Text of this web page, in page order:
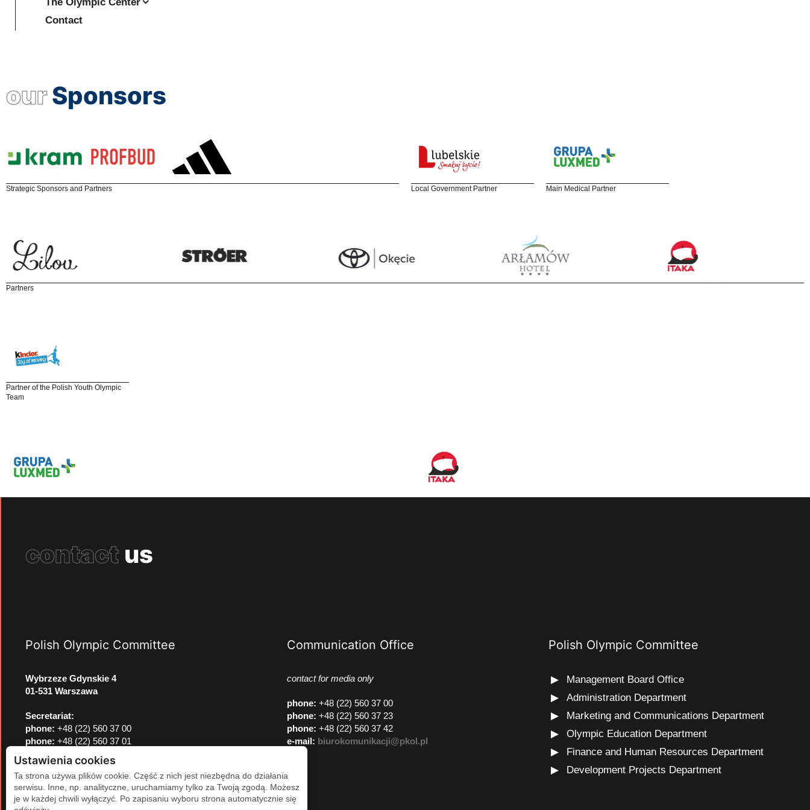
Contact
ourSponsors
Strategic Sponsors and Partners Local Government Partner Main Medical Partner
Partners
Partner of the Polish Youth Olympic
Team
contact us
Polish Olympic Committee
Wybrzeze Gdynskie 4
01-531 Warszawa
Secretariat:
phone: +48 (22) 560 37 00
phone: +48 (22) 560 37 01
e-mail:
pkol@pkol.pl
Communication Office
contact for media only
phone: +48 (22) 560 37 00
phone: +48 (22) 560 37 23
phone: +48 (22) 560 37 42
e-mail: biurokomunikacji@pkol.pl
Polish Olympic Committee
Management Board Office
Administration Department
Marketing and Communications Department
Olympic Education Department
Finance and Human Resources Department
Development Projects Department
Ustawienia cookies
Ta strona używa plików cookie. Część z nich jest niezbędna do działania
serwisu. Inne, np. analityczne, uruchamiamy tylko za Twoją zgodą. Możesz
je w każdej chwili wyłączyć. Po zapisaniu wyboru strona automatycznie się